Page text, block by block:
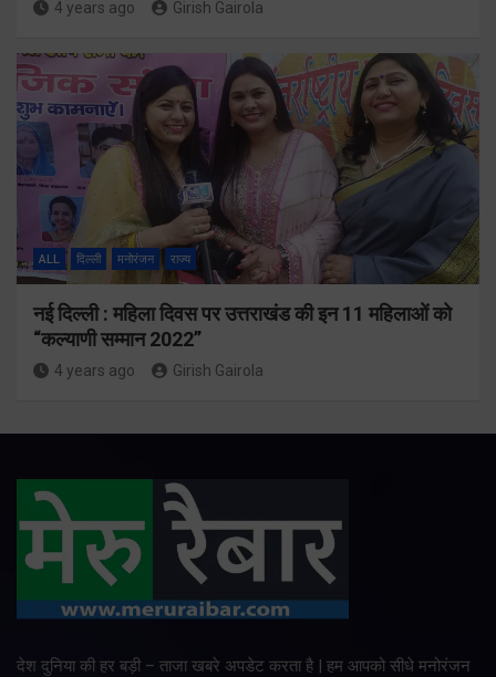
4 years ago Girish Gairola
ALL दिल्ली मनोरंजन राज्य
नई दिल्ली : महिला दिवस पर उत्तराखंड की इन 11 महिलाओं को
“कल्याणी सम्मान 2022”
4 years ago Girish Gairola
देश दुनिया की हर बड़ी – ताजा खबरे अपडेट करता है | हम आपको सीधे मनोरंजन